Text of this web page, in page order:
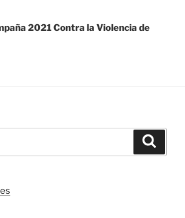
2021 Contra la Violencia de